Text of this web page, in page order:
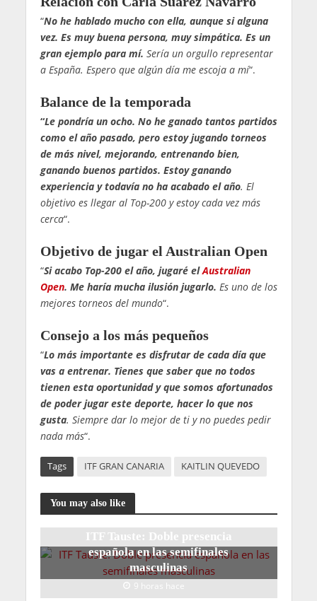
“No he hablado mucho con ella, aunque si alguna
vez. Es muy buena persona, muy simpática. Es un
gran ejemplo para mí. Sería un orgullo representar
a España. Espero que algún día me escoja a mí“.
Balance de la temporada
“Le pondría un ocho. No he ganado tantos partidos
como el año pasado, pero estoy jugando torneos
de más nivel, mejorando, entrenando bien,
ganando buenos partidos. Estoy ganando
experiencia y todavía no ha acabado el año. El
objetivo es llegar al Top-200 y estoy cada vez más
cerca“.
Objetivo de jugar el Australian Open
“Si acabo Top-200 el año, jugaré elAustralian
Open. Me haría mucha ilusión jugarlo. Es uno de los
mejores torneos del mundo“.
Consejo a los más pequeños
“Lo más importante es disfrutar de cada día que
vas a entrenar. Tienes que saber que no todos
tienen esta oportunidad y que somos afortunados
de poder jugar este deporte, hacer lo que nos
gusta. Siempre dar lo mejor de ti y no puedes pedir
nada más“.
Tags ITF GRAN CANARIA KAITLIN QUEVEDO
You may also like
ITF Tauste: Doble presencia
española en las semifinales
masculinas
9 horas hace